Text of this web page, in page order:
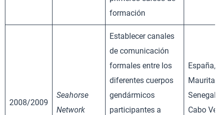
formación
2008/2009
Seahorse
Network
Establecer canales
de comunicación
formales entre los
diferentes cuerpos
gendármicos
participantes a
España,
Senegal,
Cabo